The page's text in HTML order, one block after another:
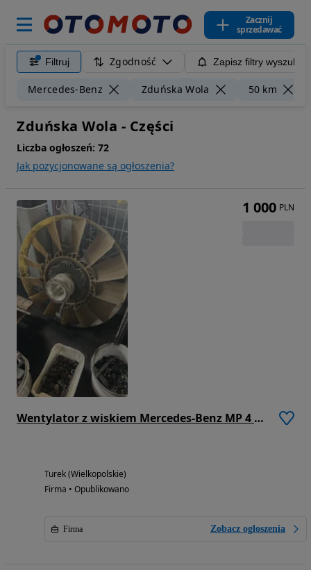
Zacznij
sprzedawać
Filtruj Zgodność Zapisz filtry
Mercedes-Benz Zduńska Wola 50 km
Zduńska Wola - Części
Liczba ogłoszeń: 72
Jak pozycjonowane są ogłoszenia?
Wentylator z wiskiem Mercedes-Benz MP 4 Euro 5
Turek (Wielkopolskie)
Firma • Opublikowano
Firma Zobacz ogłoszenia
1 000 PLN